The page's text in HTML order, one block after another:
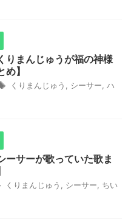
りまんじゅうが福の神様
】
くりまんじゅう シーサー ハ
ーサーが歌っていた歌ま
くりまんじゅう シーサー
ちい